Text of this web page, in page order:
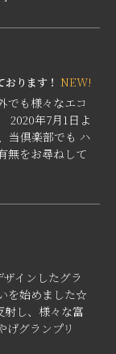
ります！ NEW!
でも様々なエコ
2020年7月1日よ
当倶楽部でも ハ
無をお尋ねして
インしたグラ
を始めました☆
射し、様々な富
げグランプリ